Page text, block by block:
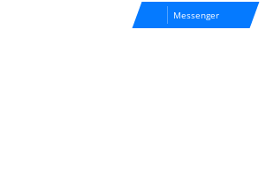
Messenger